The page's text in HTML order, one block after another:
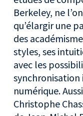
Berkeley, ne
qu’élargir une
des
styles, ses
avec les
numérique.
Christophe